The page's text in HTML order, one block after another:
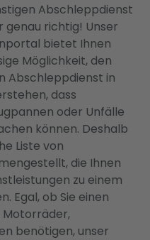
Abschleppdienst
genau richtig! Unser
bietet Ihnen
Möglichkeit, den
Abschleppdienst in
dass
oder Unfälle
können. Deshalb
Liste von
die Ihnen
zu einem
Egal, ob Sie einen
Motorräder,
benötigen, unser